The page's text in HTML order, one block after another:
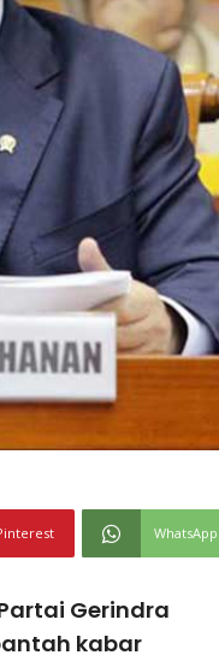
WhatsApp
Gerindra
kabar